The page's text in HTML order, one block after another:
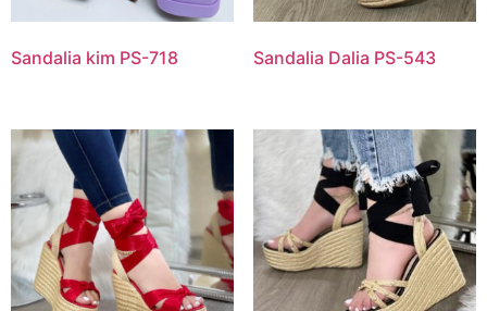
Sandalia kim PS-718 Sandalia Dalia PS-543